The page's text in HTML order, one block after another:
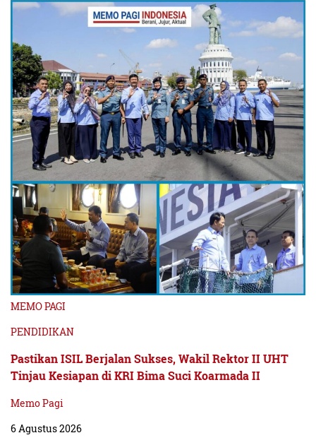
MEMO PAGI
PENDIDIKAN
Pastikan ISIL Berjalan Sukses, Wakil Rektor II UHT
Tinjau Kesiapan di KRI Bima Suci Koarmada II
Memo Pagi
6 Agustus 2026